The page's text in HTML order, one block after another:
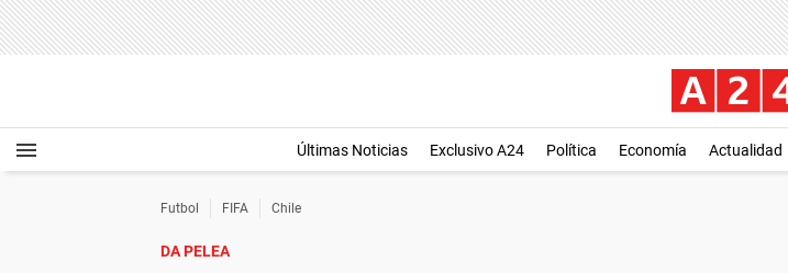
Últimas Noticias Exclusivo A24 Política Economía Actualidad
Futbol FIFA Chile
DA PELEA